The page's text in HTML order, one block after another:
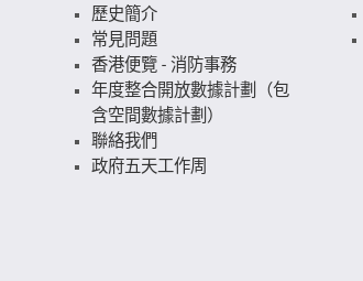
歷史簡介
常見問題
香港便覽 - 消防事務
年度整合開放數據計劃（包
含空間數據計劃）
聯絡我們
政府五天工作周